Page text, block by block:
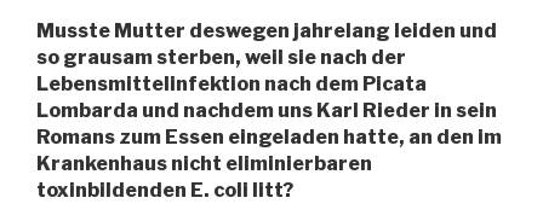
Musste Mutter deswegen jahrelang leiden und
so grausam sterben, weil sie nach der
Lebensmittelinfektion nach dem Picata
Lombarda und nachdem uns Karl Rieder in sein
Romans zum Essen eingeladen hatte, an den im
Krankenhaus nicht eliminierbaren
toxinbildenden E. coli litt?